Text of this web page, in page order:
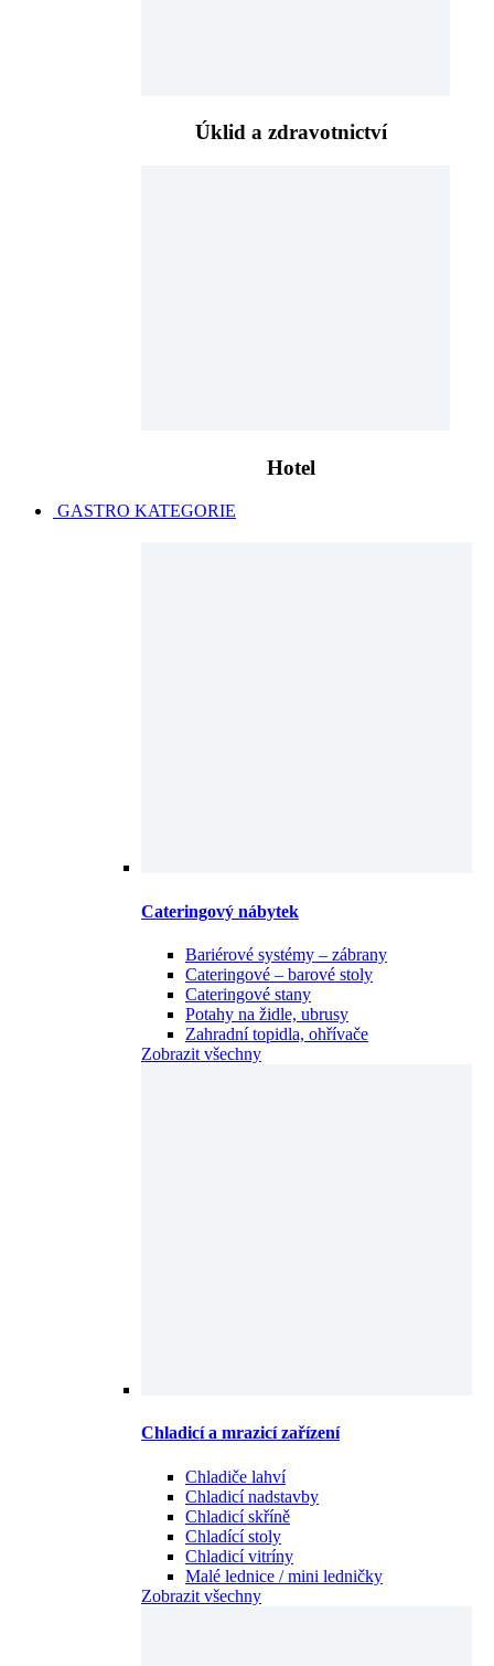
Úklid a zdravotnictví
Hotel
GASTRO KATEGORIE
Cateringový nábytek
Bariérové systémy – zábrany
Cateringové – barové stoly
Cateringové stany
Potahy na židle, ubrusy
Zahradní topidla, ohřívače
Zobrazit všechny
Chladicí a mrazicí zařízení
Chladiče lahví
Chladicí nadstavby
Chladicí skříně
Chladící stoly
Chladicí vitríny
Malé lednice / mini ledničky
Zobrazit všechny